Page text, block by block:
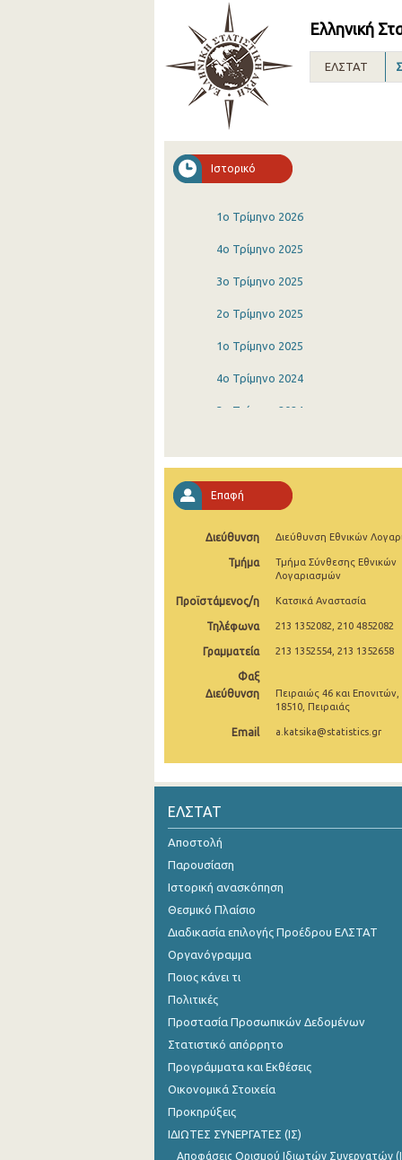
Ελληνική
ΕΛΣΤΑΤ
Ιστορικό
1o Τρίμηνο 2026
4o Τρίμηνο 2025
3o Τρίμηνο 2025
2o Τρίμηνο 2025
1o Τρίμηνο 2025
4o Τρίμηνο 2024
3o Τρίμηνο 2024
4o Τρίμηνο 2023
3o Τρίμηνο 2023
2o Τρίμηνο 2023
1o Τρίμηνο 2023
3o Τρίμηνο 2022
2o Τρίμηνο 2022
1o Τρίμηνο 2022
4o Τρίμηνο 2021
2o Τρίμηνο 2021
1o Τρίμηνο 2021
4o Τρίμηνο 2020
3o Τρίμηνο 2020
2o Τρίμηνο 2020
4o Τρίμηνο 2019
2o Τρίμηνο 2019
1o Τρίμηνο 2019
4o Τρίμηνο 2018
Επαφή
Διεύθυνση Διεύθυνση Εθνικών
Τμήμα
Τμήμα Σύνθεσης Εθνικών
Λογαριασμών
Προϊστάμενος/η Κατσικά Αναστασία
Τηλέφωνα 213 1352082, 210 4852082
Γραμματεία 213 1352554, 213 1352658
Φαξ
Διεύθυνση
Πειραιώς 46 και
18510, Πειραιάς
Email a.katsika@statistics.gr
ΕΛΣΤΑΤ
Αποστολή
Παρουσίαση
Ιστορική ανασκόπηση
Θεσμικό Πλαίσιο
Διαδικασία επιλογής Προέδρου ΕΛΣΤΑΤ
Οργανόγραμμα
Ποιος κάνει τι
Πολιτικές
Προστασία Προσωπικών Δεδομένων
Στατιστικό απόρρητο
Προγράμματα και Εκθέσεις
Οικονομικά Στοιχεία
Προκηρύξεις
ΙΔΙΩΤΕΣ ΣΥΝΕΡΓΑΤΕΣ (ΙΣ)
Αποφάσεις Ορισμού Ιδιωτών Συνεργατών